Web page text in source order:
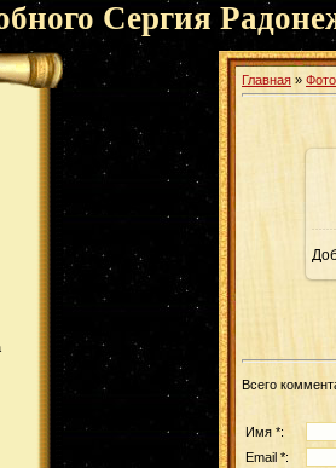
Сергия
Главная »
Всего
Имя *:
Email *: